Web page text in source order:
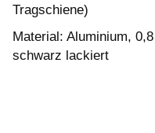
Tragschiene)
Material: Aluminium,
schwarz lackiert